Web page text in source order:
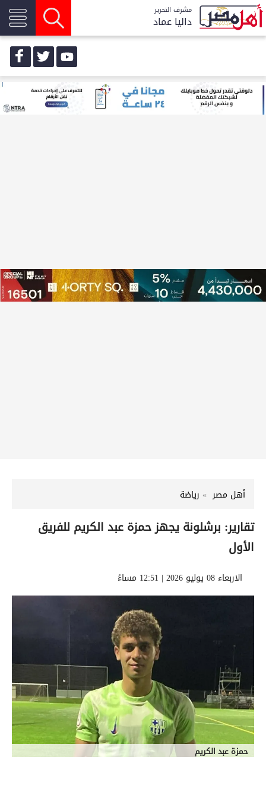
مشرف التحرير
داليا عماد
أهل مصر رياضة
تقارير: برشلونة يجهز حمزة عبد الكريم للفريق
الأول
الاربعاء 08 يوليو 2026 | 12:51 مساءً
حمزة عبد الكريم